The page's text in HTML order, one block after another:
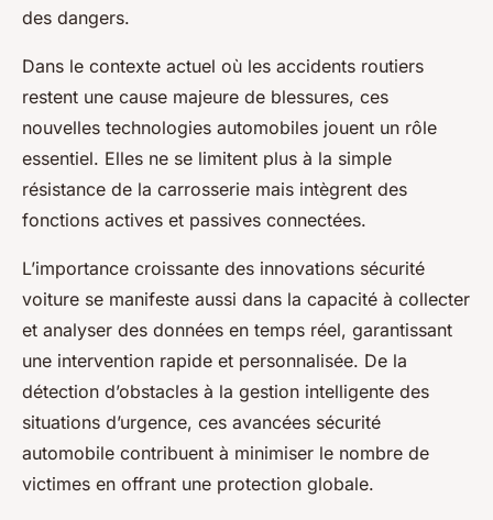
des dangers.
Dans le contexte actuel où les accidents routiers
restent une cause majeure de blessures, ces
nouvelles technologies automobiles jouent un rôle
essentiel. Elles ne se limitent plus à la simple
résistance de la carrosserie mais intègrent des
fonctions actives et passives connectées.
L’importance croissante des innovations sécurité
voiture se manifeste aussi dans la capacité à collecter
et analyser des données en temps réel, garantissant
une intervention rapide et personnalisée. De la
détection d’obstacles à la gestion intelligente des
situations d’urgence, ces avancées sécurité
automobile contribuent à minimiser le nombre de
victimes en offrant une protection globale.